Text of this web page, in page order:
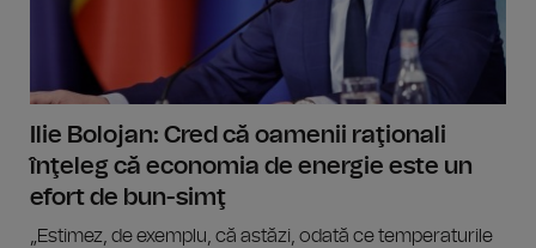
Ilie Bolojan: Cred că oamenii raţionali
înţeleg că economia de energie este un
efort de bun-simţ
„Estimez, de exemplu, că astăzi, odată ce temperaturile